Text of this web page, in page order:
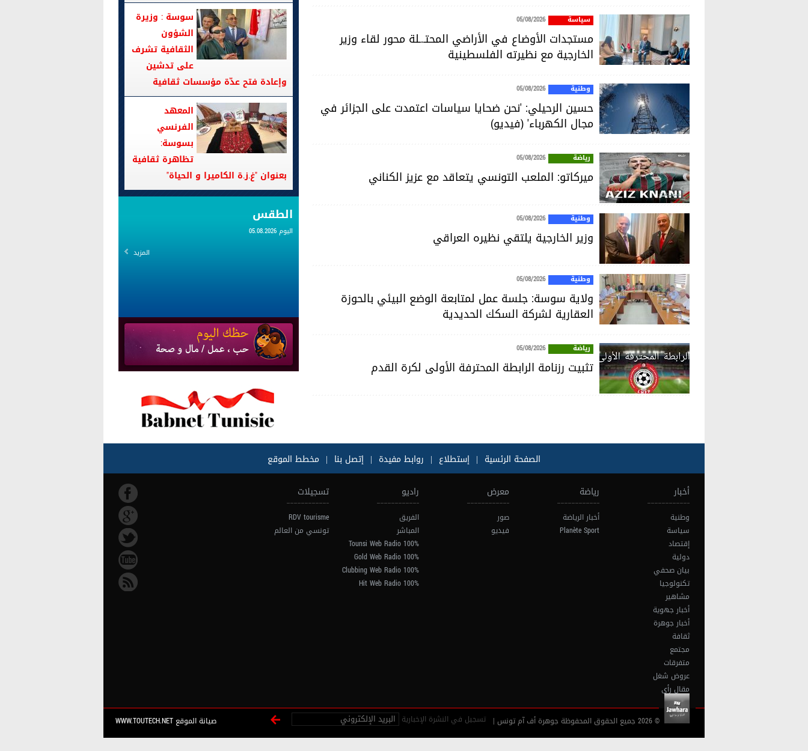
سياسة 05/08/2026
مستجدات الأوضاع في الأراضي المحتـ.ـلة محور لقاء وزير
الخارجية مع نظيرته الفلسطينية
وطنية 05/08/2026
حسين الرحيلي: 'نحن ضحايا سياسات اعتمدت على الجزائر في
مجال الكهرباء' (فيديو)
رياضة 05/08/2026
ميركاتو: الملعب التونسي يتعاقد مع عزيز الكناني
وطنية 05/08/2026
وزير الخارجية يلتقي نظيره العراقي
وطنية 05/08/2026
ولاية سوسة: جلسة عمل لمتابعة الوضع البيئي بالحوزة
العقارية لشركة السكك الحديدية
رياضة 05/08/2026
تثبيت رزنامة الرابطة المحترفة الأولى لكرة القدم
سوسة : وزيرة
الشؤون
الثقافية تشرف
على تدشين
وإعادة فتح عدّة مؤسسات ثقافية
المعهد
الفرنسي
بسوسة:
تظاهرة ثقافية
بعنوان "غ.ز.ة الكاميرا و الحياة"
الطقس
اليوم 05.08.2026
المزيد
الصفحة الرئسية | إستطلاع | روابط مفيدة | إتصل بنا | مخطط الموقع
أخبار
وطنية
سياسة
إقتصاد
دولية
بيان صحفي
تكنولوجيا
مشاهير
أخبار جهوية
أخبار جوهرة
ثقافة
مجتمع
متفرقات
عروض شغل
مقال رأي
رياضة
أخبار الرياضة
Planète Sport
معرض
صور
فيديو
راديو
الفريق
المباشر
100% Tounsi Web Radio
100% Gold Web Radio
100% Clubbing Web Radio
100% Hit Web Radio
تسجيلات
RDV tourisme
تونسي من العالم
© 2026 جميع الحقوق المحفوظة جوهرة أف آم تونس | تسجيل في النشرة الإخبارية صيانة الموقع WWW.TOUTECH.NET